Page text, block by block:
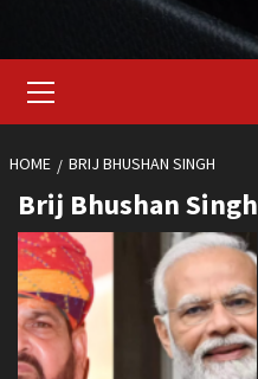
Menu
HOME BRIJ BHUSHAN SINGH
Brij Bhushan Singh